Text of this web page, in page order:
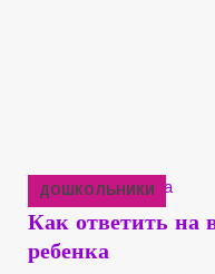
ДОШКОЛЬНИКИ
Как ответить на
ребенка